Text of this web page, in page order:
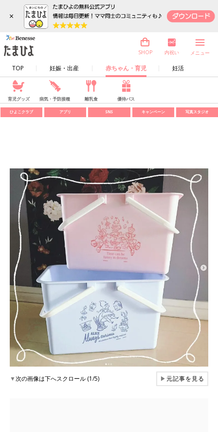
×
TOP 妊娠・出産 赤ちゃん・育児 妊活
SHOP 内祝い メニュー
育児グッズ 病気・予防接種 離乳食 優待パス
ひよこクラブ アプリ SNS キャンペーン 写真スタジオ
▼次の画像は下へスクロール (1/5) ▶元記事を見る